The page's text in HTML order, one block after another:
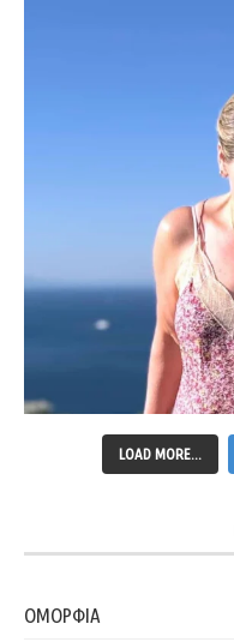
LOAD MORE...
ΟΜΟΡΦΙΑ